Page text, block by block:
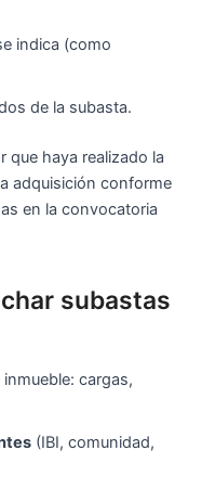
indica (como
de la subasta.
que haya realizado la
adquisición conforme
en la convocatoria
subastas
inmueble: cargas,
(IBI, comunidad,